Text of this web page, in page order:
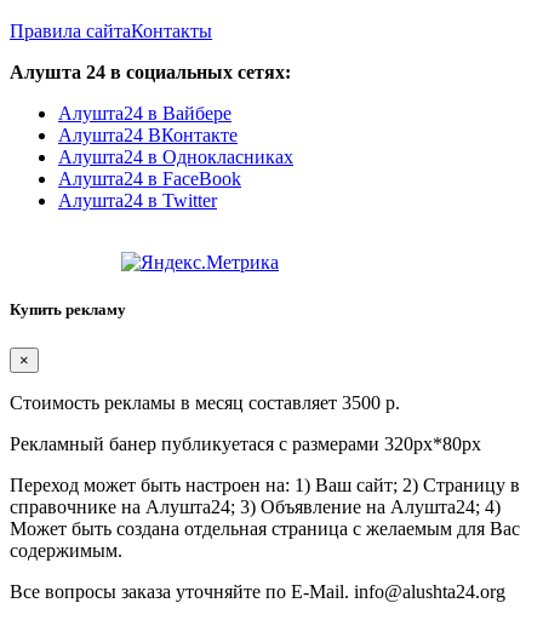
Правила сайтаКонтакты
Алушта 24 в социальных сетях:
Алушта24 в Вайбере
Алушта24 ВКонтакте
Алушта24 в Однокласниках
Алушта24 в FaceBook
Алушта24 в Twitter
Купить рекламу
×
Стоимость рекламы в месяц составляет 3500 р.
Рекламный банер публикуетася с размерами 320px*80px
Переход может быть настроен на: 1) Ваш сайт; 2) Страницу в
справочнике на Алушта24; 3) Объявление на Алушта24; 4)
Может быть создана отдельная страница с желаемым для Вас
содержимым.
Все вопросы заказа уточняйте по E-Mail. info@alushta24.org